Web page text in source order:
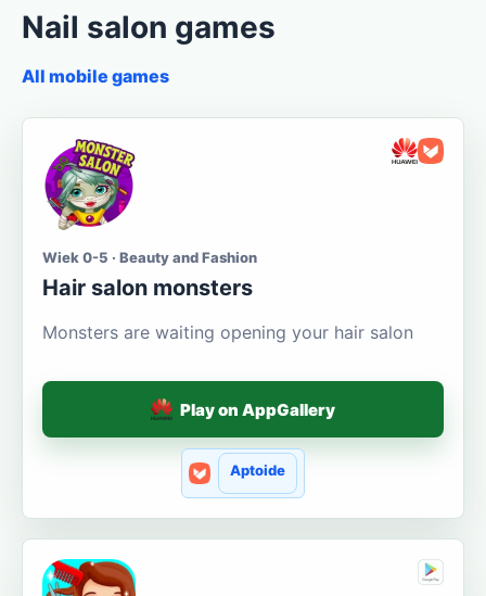
Nail salon games
All mobile games
Wiek 0-5 · Beauty and Fashion
Hair salon monsters
Monsters are waiting opening your hair salon
Play on AppGallery
Aptoide